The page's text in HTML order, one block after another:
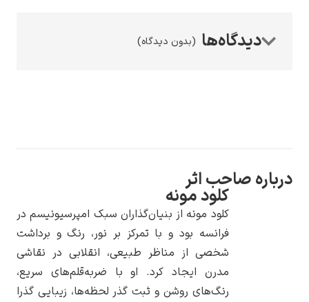
یوهانس فرمیر
پرفروش‌ترین
(بدون دیدگاه)
صاحب اثر
کلود مونه
کلود مونه از بنیان‌گذاران سبک امپرسیونیسم در
فرانسه بود و با تمرکز بر نور، رنگ و برداشت
شخصی از مناظر طبیعی، انقلابی در نقاشی
مدرن ایجاد کرد. او با ضربه‌قلم‌های سریع،
رنگ‌های روشن و ثبت گذر لحظه‌ها، زیبایی گذرا